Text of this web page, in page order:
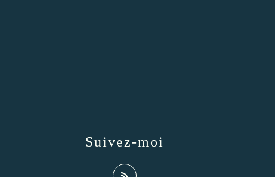
Suivez-moi